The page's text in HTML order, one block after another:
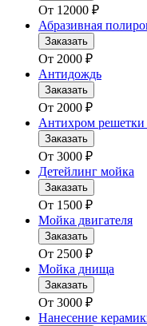
От 12000 ₽
Абразивная
Заказать
От 2000 ₽
Антидождь
Заказать
От 2000 ₽
Антихром решетки
Заказать
От 3000 ₽
Детейлинг мойка
Заказать
От 1500 ₽
Мойка двигателя
Заказать
От 2500 ₽
Мойка днища
Заказать
От 3000 ₽
Нанесение